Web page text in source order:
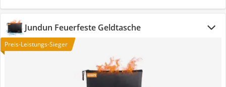
Jundun Feuerfeste Geldtasche
Preis-Leistungs-Sieger